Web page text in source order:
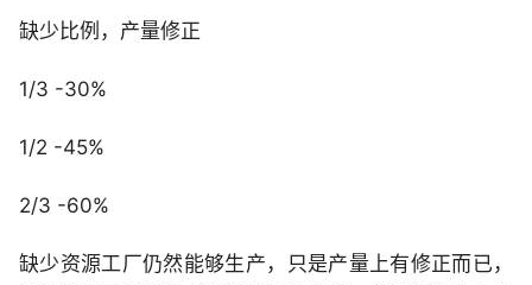
缺少比例，产量修正
1/3 -30%
1/2 -45%
2/3 -60%
缺少资源工厂仍然能够生产，只是产量上有修正而已，